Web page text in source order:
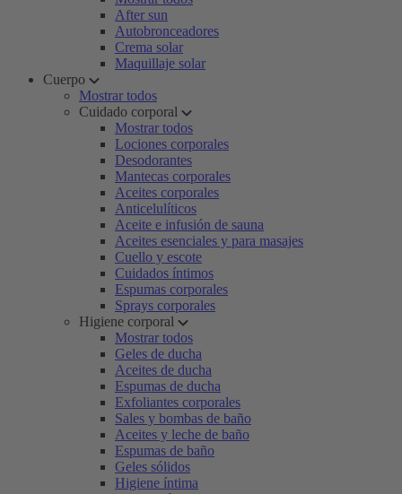
After sun
Autobronceadores
Crema solar
Maquillaje solar
Cuerpo
Mostrar todos
Cuidado corporal
Mostrar todos
Lociones corporales
Desodorantes
Mantecas corporales
Aceites corporales
Anticelulíticos
Aceite e infusión de sauna
Aceites esenciales y para masajes
Cuello y escote
Cuidados íntimos
Espumas corporales
Sprays corporales
Higiene corporal
Mostrar todos
Geles de ducha
Aceites de ducha
Espumas de ducha
Exfoliantes corporales
Sales y bombas de baño
Aceites y leche de baño
Espumas de baño
Geles sólidos
Higiene íntima